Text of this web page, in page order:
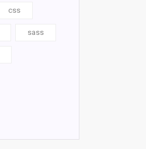
css
sass